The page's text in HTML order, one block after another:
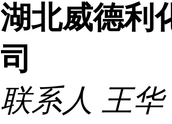
湖北威德利
司
联系人 王华